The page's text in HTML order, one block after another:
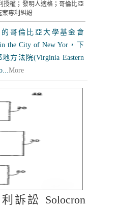
授權 ； 發明人適格 ；哥倫比亞
案專利糾紛
哥倫比亞大學基金會
the City of New Yor，下
方法院(Virginia Eastern
More
訴訟 Solocron